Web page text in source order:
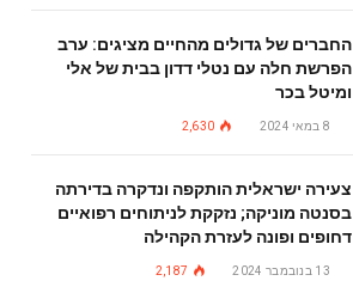
החברים של גדולים מהחיים מציגים: ערב
הפרשת חלה עם נטלי דדון בבית של אלי
ומיטל בכר
8 במאי 2024 2,630
צעירה ישראלית הותקפה ונדקרה בדירתה
בסנטה מוניקה; נזקקת לניתוחים רפואיים
דחופים ופונה לעזרת הקהילה
13 בנובמבר 2024 2,187